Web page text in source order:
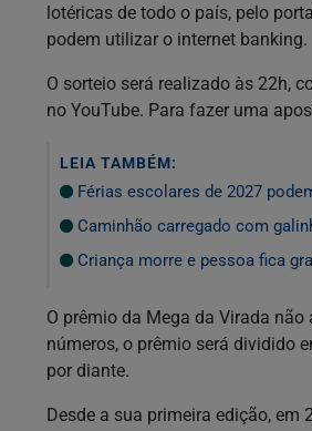
lotéricas de todo o país, pelo
podem utilizar o internet banking.
O sorteio será realizado às 22h,
no YouTube. Para fazer uma
LEIA TAMBÉM:
Férias escolares de 2027
Caminhão carregado com
Criança morre e pessoa fica
O prêmio da Mega da Virada
números, o prêmio será dividido
por diante.
Desde a sua primeira edição, em